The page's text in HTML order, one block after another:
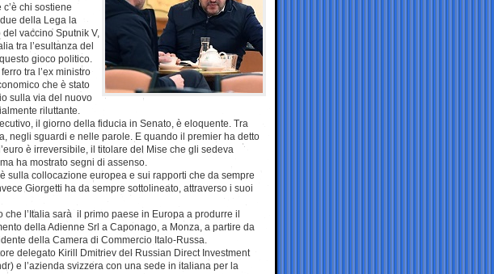
chi sostiene
della Lega la
vaccino Sputnik V,
tra l’esultanza del
gioco politico.
tra l’ex ministro
che è stato
sulla via del nuovo
riluttante.
il giorno della fiducia in Senato, è eloquente. Tra
negli sguardi e nelle parole. E quando il premier ha detto
è irreversibile, il titolare del Mise che gli sedeva
ha mostrato segni di assenso.
sulla collocazione europea e sui rapporti che da sempre
Giorgetti ha da sempre sottolineato, attraverso i suoi
l’Italia sarà il primo paese in Europa a produrre il
della Adienne Srl a Caponago, a Monza, a partire da
della Camera di Commercio Italo-Russa.
delegato Kirill Dmitriev del Russian Direct Investment
e l’azienda svizzera con una sede in italiana per la